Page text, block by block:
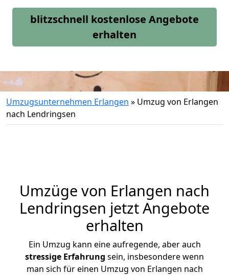
blitzschnell kostenlose Angebote
erhalten
Umzugsunternehmen Erlangen » Umzug von Erlangen
nach Lendringsen
Umzüge von Erlangen nach
Lendringsen jetzt Angebote
erhalten
Ein Umzug kann eine aufregende, aber auch
stressige Erfahrung sein, insbesondere wenn
man sich für einen Umzug von Erlangen nach